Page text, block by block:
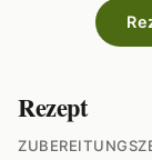
Rezept